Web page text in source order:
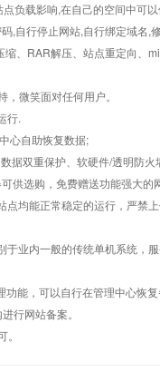
负载影响,在自己的空间中可
,自行停止网站,自行绑定域名,
、RAR解压、站点重定向、
微笑面对任何用户。
行.
心自助恢复数据;
据双重保护、软硬件/透明防火
供选购，免费赠送功能强大
点均能正常稳定的运行，严禁
业内一般的传统单机系统，
能，可以自行在管理中心恢
行网站备案。